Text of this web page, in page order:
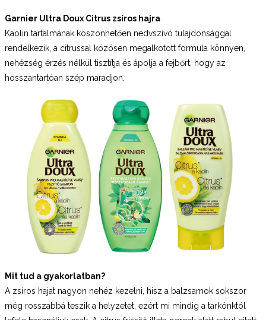
Garnier Ultra Doux Citrus zsíros hajra
Kaolin tartalmának köszönhetően nedvszívó tulajdonsággal
rendelkezik, a citrussal közösen megalkotott formula könnyen,
nehézség érzés nélkül tisztítja és ápolja a fejbőrt, hogy az
hosszantartóan szép maradjon.
Mit tud a gyakorlatban?
A zsíros hajat nagyon nehéz kezelni, hisz a balzsamok sokszor
még rosszabbá teszik a helyzetet, ezért mi mindig a tarkónktól